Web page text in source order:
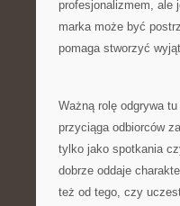
profesjonalizmem, ale
marka może być
pomaga stworzyć
Ważną rolę odgrywa
przyciąga odbiorców
tylko jako spotkania
dobrze oddaje
też od tego, czy